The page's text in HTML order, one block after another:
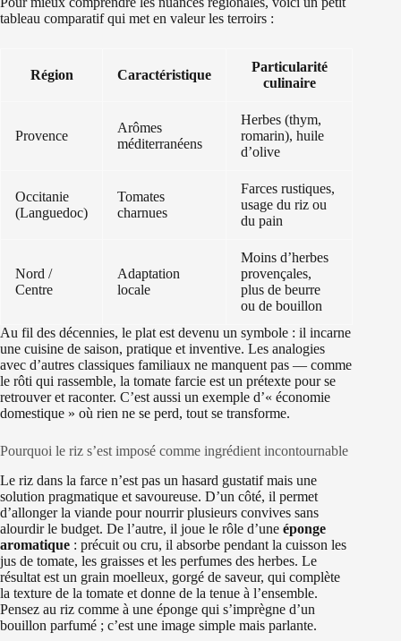
tableau comparatif qui met en valeur les terroirs :
Région Caractéristique
Particularité
culinaire
Provence
Arômes
méditerranéens
Herbes (thym,
romarin), huile
d’olive
Occitanie
(Languedoc)
Tomates
charnues
Farces rustiques,
usage du riz ou
du pain
Nord /
Centre
Adaptation
locale
Moins d’herbes
provençales,
plus de beurre
ou de bouillon
Au fil des décennies, le plat est devenu un symbole : il incarne
une cuisine de saison, pratique et inventive. Les analogies
avec d’autres classiques familiaux ne manquent pas — comme
le rôti qui rassemble, la tomate farcie est un prétexte pour se
retrouver et raconter. C’est aussi un exemple d’« économie
domestique » où rien ne se perd, tout se transforme.
Pourquoi le riz s’est imposé comme ingrédient incontournable
Le riz dans la farce n’est pas un hasard gustatif mais une
solution pragmatique et savoureuse. D’un côté, il permet
d’allonger la viande pour nourrir plusieurs convives sans
alourdir le budget. De l’autre, il joue le rôle d’une éponge
aromatique : précuit ou cru, il absorbe pendant la cuisson les
jus de tomate, les graisses et les perfumes des herbes. Le
résultat est un grain moelleux, gorgé de saveur, qui complète
la texture de la tomate et donne de la tenue à l’ensemble.
Pensez au riz comme à une éponge qui s’imprègne d’un
bouillon parfumé ; c’est une image simple mais parlante.